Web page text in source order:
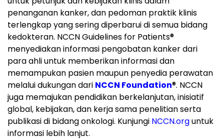
penanganan kanker, dan pedoman praktik klinis
terlengkap yang sering diperbarui di semua bidang
kedokteran. NCCN Guidelines for Patients®
menyediakan informasi pengobatan kanker dari
para ahli untuk memberikan informasi dan
memampukan pasien maupun penyedia perawatan
melalui dukungan dari NCCN Foundation®. NCCN
juga memajukan pendidikan berkelanjutan, inisiatif
global, kebijakan, dan kerja sama penelitian serta
publikasi di bidang onkologi. Kunjungi NCCN.orguntuk
informasi lebih lanjut.